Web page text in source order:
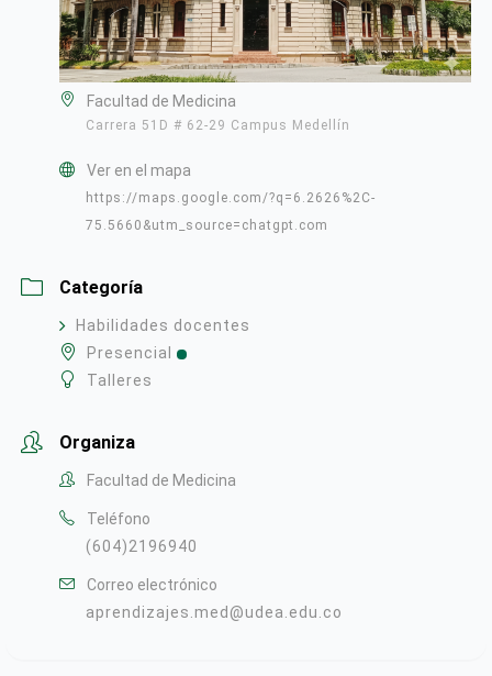
Facultad de Medicina
Carrera 51D # 62-29 Campus Medellín
Ver en el mapa
https://maps.google.com/?q=6.2626%2C-
75.5660&utm_source=chatgpt.com
Categoría
Habilidades docentes
Presencial
Talleres
Organiza
Facultad de Medicina
Teléfono
(604)2196940
Correo electrónico
aprendizajes.med@udea.edu.co